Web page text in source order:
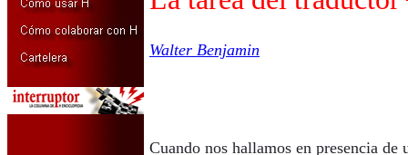
Walter Benjamin
Cuando nos hallamos en presencia de